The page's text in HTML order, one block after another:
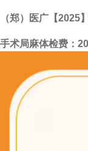
（郑）医广【2025
手术局麻体检费：